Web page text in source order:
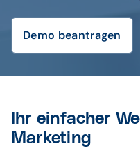
Demo beantragen
Ihr einfacher
Marketing